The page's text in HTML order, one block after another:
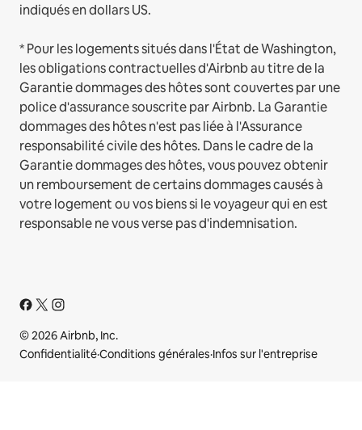
indiqués en dollars US.
* Pour les logements situés dans l'État de Washington,
les obligations contractuelles d'Airbnb au titre de la
Garantie dommages des hôtes sont couvertes par une
police d'assurance souscrite par Airbnb. La Garantie
dommages des hôtes n'est pas liée à l'Assurance
responsabilité civile des hôtes. Dans le cadre de la
Garantie dommages des hôtes, vous pouvez obtenir
un remboursement de certains dommages causés à
votre logement ou vos biens si le voyageur qui en est
responsable ne vous verse pas d'indemnisation.
© 2026 Airbnb, Inc.
Confidentialité·Conditions générales·Infos sur l'entreprise